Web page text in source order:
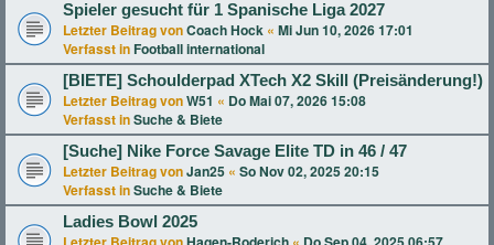
Spieler gesucht für 1 Spanische Liga 2027
Letzter Beitrag vonCoach Hock « Mi Jun 10, 2026 17:01
Verfasst in Football international
[BIETE] Schoulderpad XTech X2 Skill (Preisänderung!)
Letzter Beitrag vonW51 « Do Mai 07, 2026 15:08
Verfasst inSuche & Biete
[Suche] Nike Force Savage Elite TD in 46 / 47
Letzter Beitrag vonJan25 « So Nov 02, 2025 20:15
Verfasst inSuche & Biete
Ladies Bowl 2025